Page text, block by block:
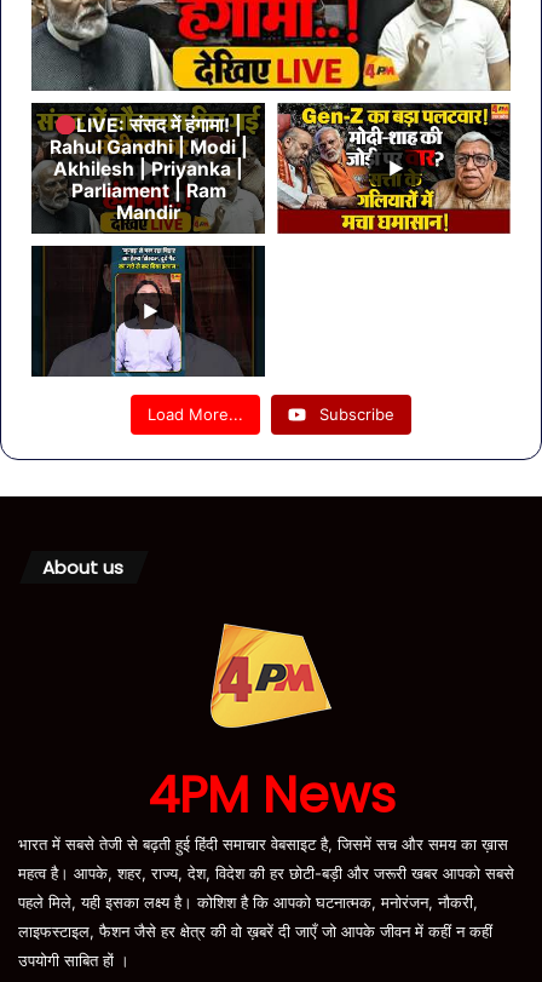
LIVE: संसद में हंगामा! |
Rahul Gandhi | Modi |
Akhilesh | Priyanka |
Parliament | Ram
Mandir
Load More... Subscribe
About us
4PM News
भारत में सबसे तेजी से बढ़ती हुई हिंदी समाचार वेबसाइट है, जिसमें सच और समय का ख़ास
महत्व है। आपके, शहर, राज्य, देश, विदेश की हर छोटी-बड़ी और जरूरी खबर आपको सबसे
पहले मिले, यही इसका लक्ष्य है। कोशिश है कि आपको घटनात्मक, मनोरंजन, नौकरी,
लाइफस्टाइल, फैशन जैसे हर क्षेत्र की वो ख़बरें दी जाएँ जो आपके जीवन में कहीं न कहीं
उपयोगी साबित हों ।